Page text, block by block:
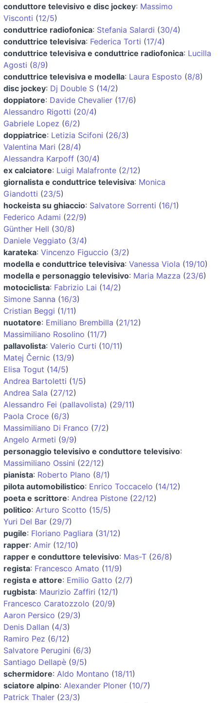
conduttore televisivo e disc jockey: Massimo
Visconti (12/5)
conduttrice radiofonica: Stefania Salardi (30/4)
conduttrice televisiva: Federica Torti (17/4)
conduttrice televisiva e conduttrice radiofonica: Lucilla
Agosti (8/9)
conduttrice televisiva e modella: Laura Esposto (8/8)
disc jockey: Dj Double S (14/2)
doppiatore: Davide Chevalier (17/6)
Alessandro Rigotti (20/4)
Gabriele Lopez (6/2)
doppiatrice: Letizia Scifoni (26/3)
Valentina Mari (28/4)
Alessandra Karpoff (30/4)
ex calciatore: Luigi Malafronte (2/12)
giornalista e conduttrice televisiva: Monica
Giandotti (23/5)
hockeista su ghiaccio: Salvatore Sorrenti (16/1)
Federico Adami (22/9)
Günther Hell (30/8)
Daniele Veggiato (3/4)
karateka: Vincenzo Figuccio (3/2)
modella e conduttrice televisiva: Vanessa Viola (19/10)
modella e personaggio televisivo: Maria Mazza (23/6)
motociclista: Fabrizio Lai (14/2)
Simone Sanna (16/3)
Cristian Beggi (1/11)
nuotatore: Emiliano Brembilla (21/12)
Massimiliano Rosolino (11/7)
pallavolista: Valerio Curti (10/11)
Matej Černic (13/9)
Elisa Togut (14/5)
Andrea Bartoletti (1/5)
Andrea Sala (27/12)
Alessandro Fei (pallavolista) (29/11)
Paola Croce (6/3)
Massimiliano Di Franco (7/2)
Angelo Armeti (9/9)
personaggio televisivo e conduttore televisivo:
Massimiliano Ossini (22/12)
pianista: Roberto Plano (8/1)
pilota automobilistico: Enrico Toccacelo (14/12)
poeta e scrittore: Andrea Pistone (22/12)
politico: Arturo Scotto (15/5)
Yuri Del Bar (29/7)
pugile: Floriano Pagliara (31/12)
rapper: Amir (12/10)
rapper e conduttore televisivo: Mas-T (26/8)
regista: Francesco Amato (11/9)
regista e attore: Emilio Gatto (2/7)
rugbista: Maurizio Zaffiri (12/1)
Francesco Caratozzolo (20/9)
Aaron Persico (29/3)
Denis Dallan (4/3)
Ramiro Pez (6/12)
Salvatore Perugini (6/3)
Santiago Dellapè (9/5)
schermidore: Aldo Montano (18/11)
sciatore alpino: Alexander Ploner (10/7)
Patrick Thaler (23/3)